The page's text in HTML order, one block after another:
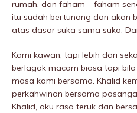
rumah, dan faham – faham
itu sudah bertunang dan akan
atas dasar suka sama suka.
Kami kawan, tapi lebih dari
berlagak macam biasa tapi
masa kami bersama. Khalid
perkahwinan bersama
Khalid, aku rasa teruk dan